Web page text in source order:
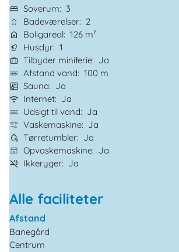
Soverum
3
Badeværelser
2
Boligareal 126 m²
Husdyr 1
Tilbyder miniferie
Ja
Afstand vand
100 m
Sauna
Ja
Internet
Ja
Udsigt til vand
Ja
Vaskemaskine
Ja
Tørretumbler
Ja
Opvaskemaskine
Ja
Ikkeryger
Ja
Alle faciliteter
Afstand
Banegård
Centrum